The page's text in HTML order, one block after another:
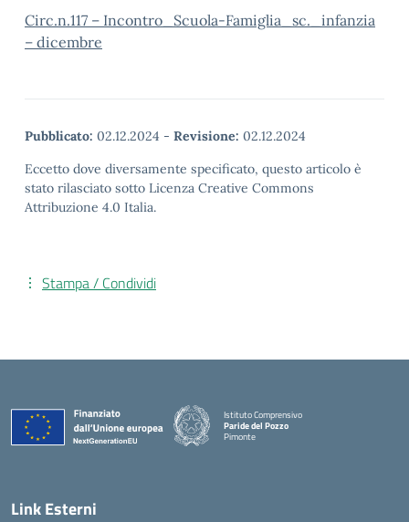
Circ.n.117 – Incontro_Scuola-Famiglia_sc._infanzia
– dicembre
Pubblicato: 02.12.2024 - Revisione: 02.12.2024
Eccetto dove diversamente specificato, questo articolo è
stato rilasciato sotto Licenza Creative Commons
Attribuzione 4.0 Italia.
Stampa / Condividi
Istituto Comprensivo
Paride del Pozzo
Pimonte
Link Esterni